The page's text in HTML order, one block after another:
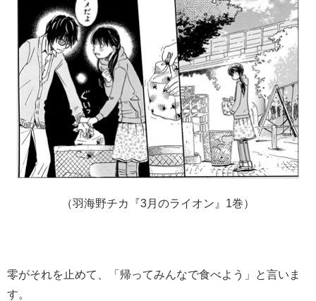
（羽海野チカ『3月のライオン』1巻）
零がそれを止めて、「帰ってみんなで食べよう」と言いま
す。